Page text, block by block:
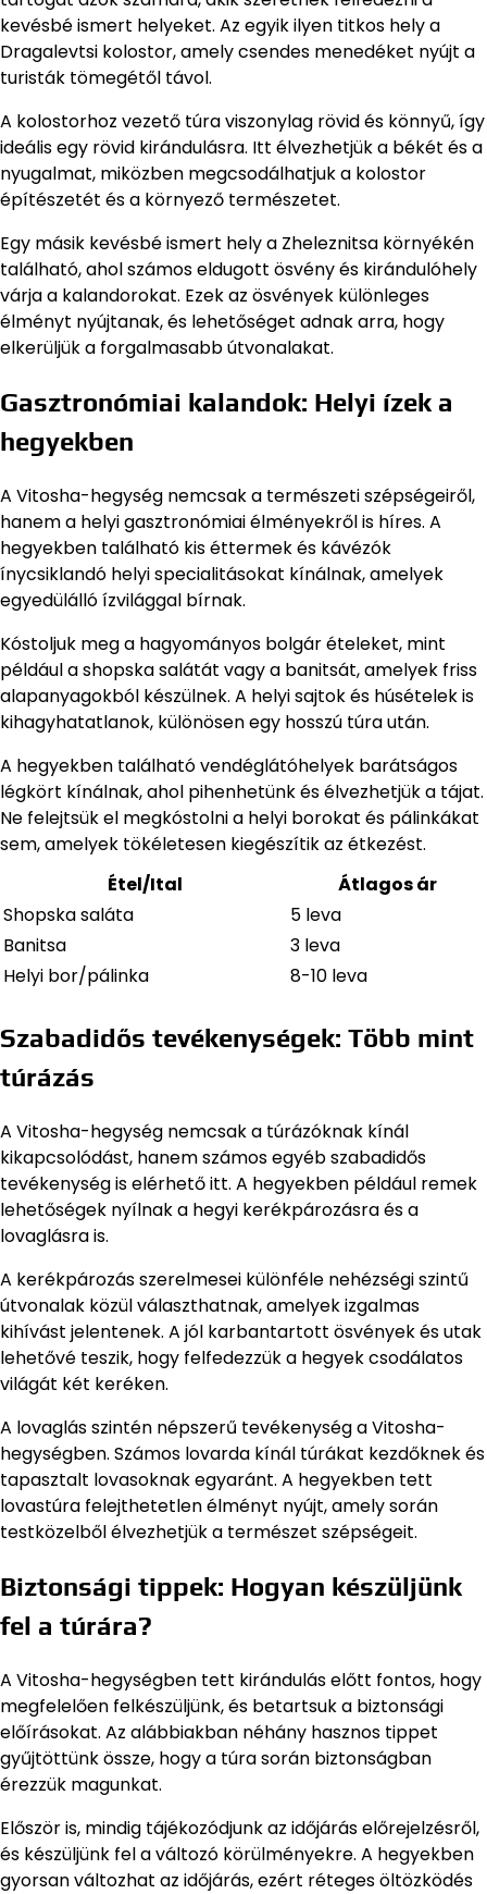
kevésbé ismert helyeket. Az egyik ilyen titkos hely a
Dragalevtsi kolostor, amely csendes menedéket nyújt a
turisták tömegétől távol.
A kolostorhoz vezető túra viszonylag rövid és könnyű, így
ideális egy rövid kirándulásra. Itt élvezhetjük a békét és a
nyugalmat, miközben megcsodálhatjuk a kolostor
építészetét és a környező természetet.
Egy másik kevésbé ismert hely a Zheleznitsa környékén
található, ahol számos eldugott ösvény és kirándulóhely
várja a kalandorokat. Ezek az ösvények különleges
élményt nyújtanak, és lehetőséget adnak arra, hogy
elkerüljük a forgalmasabb útvonalakat.
Gasztronómiai kalandok: Helyi ízek a
hegyekben
A Vitosha-hegység nemcsak a természeti szépségeiről,
hanem a helyi gasztronómiai élményekről is híres. A
hegyekben található kis éttermek és kávézók
ínycsiklandó helyi specialitásokat kínálnak, amelyek
egyedülálló ízvilággal bírnak.
Kóstoljuk meg a hagyományos bolgár ételeket, mint
például a shopska salátát vagy a banitsát, amelyek friss
alapanyagokból készülnek. A helyi sajtok és húsételek is
kihagyhatatlanok, különösen egy hosszú túra után.
A hegyekben található vendéglátóhelyek barátságos
légkört kínálnak, ahol pihenhetünk és élvezhetjük a tájat.
Ne felejtsük el megkóstolni a helyi borokat és pálinkákat
sem, amelyek tökéletesen kiegészítik az étkezést.
Étel/Ital
Átlagos ár
Shopska saláta
5 leva
Banitsa
3 leva
Helyi bor/pálinka
8-10 leva
Szabadidős tevékenységek: Több mint
túrázás
A Vitosha-hegység nemcsak a túrázóknak kínál
kikapcsolódást, hanem számos egyéb szabadidős
tevékenység is elérhető itt. A hegyekben például remek
lehetőségek nyílnak a hegyi kerékpározásra és a
lovaglásra is.
A kerékpározás szerelmesei különféle nehézségi szintű
útvonalak közül választhatnak, amelyek izgalmas
kihívást jelentenek. A jól karbantartott ösvények és utak
lehetővé teszik, hogy felfedezzük a hegyek csodálatos
világát két keréken.
A lovaglás szintén népszerű tevékenység a Vitosha-
hegységben. Számos lovarda kínál túrákat kezdőknek és
tapasztalt lovasoknak egyaránt. A hegyekben tett
lovastúra felejthetetlen élményt nyújt, amely során
testközelből élvezhetjük a természet szépségeit.
Biztonsági tippek: Hogyan készüljünk
fel a túrára?
A Vitosha-hegységben tett kirándulás előtt fontos, hogy
megfelelően felkészüljünk, és betartsuk a biztonsági
előírásokat. Az alábbiakban néhány hasznos tippet
gyűjtöttünk össze, hogy a túra során biztonságban
érezzük magunkat.
Először is, mindig tájékozódjunk az időjárás előrejelzésről,
és készüljünk fel a változó körülményekre. A hegyekben
gyorsan változhat az időjárás, ezért réteges öltözködés